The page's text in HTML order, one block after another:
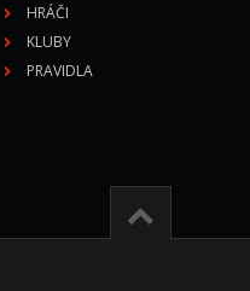
HRÁČI
KLUBY
PRAVIDLA